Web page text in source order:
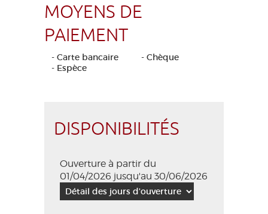
MOYENS DE
PAIEMENT
- Carte bancaire
- Chèque
- Espèce
DISPONIBILITÉS
Ouverture à partir du
01/04/2026 jusqu'au 30/06/2026